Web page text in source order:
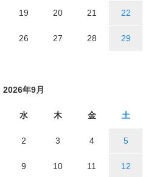
19 20 21 22
26 27 28 29
2026年9月
水 木 金 土
2 3 4 5
9 10 11 12